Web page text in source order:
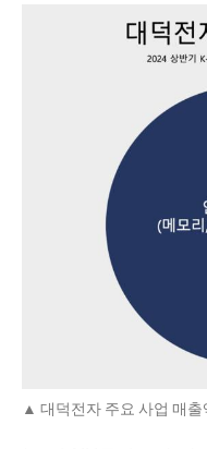
대덕전자 주요 사업 매